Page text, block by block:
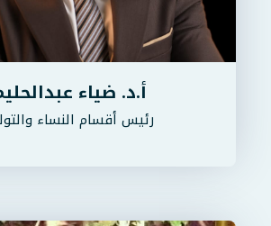
أ.د. ضياء
رئيس أقسام النساء